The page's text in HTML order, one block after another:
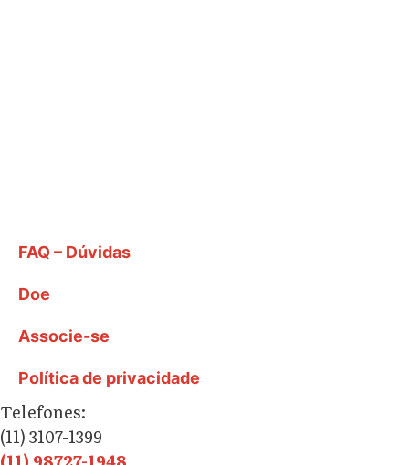
FAQ – Dúvidas
Doe
Associe-se
Política de privacidade
Telefones:
(11) 3107-1399